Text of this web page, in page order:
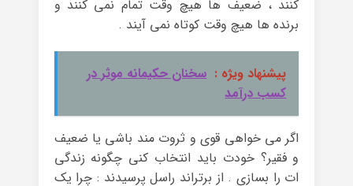
کنند ، ضعیف ها هیچ وقت تمام نمی کنند و
برنده ها هیچ وقت کوتاه نمی آیند .
پیشنهاد ویژه : سخنان حکیمانه موثر در
کسب درآمد
اگر می خواهی قوی و ثروت مند باشی یا ضعیف
و فقیر؟ خودت باید انتخاب کنی چگونه زندگی
ات را بسازی . ﺍﺯ ﺑﺮﺗﺮﺍﻧﺪ ﺭﺍﺳﻞ ﭘﺮﺳﯿﺪﻧﺪ : ﭼﺮﺍ ﯾﮏ